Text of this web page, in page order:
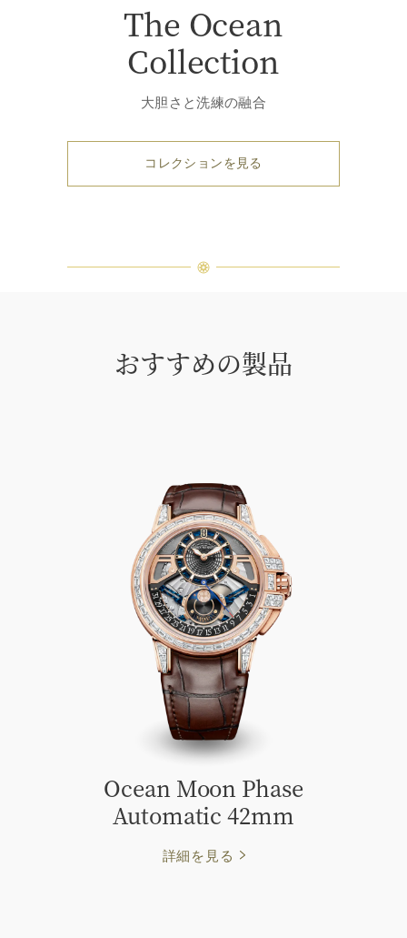
The Ocean
Collection
大胆さと洗練の融合
コレクションを見る
おすすめの製品
Ocean Moon Phase
Automatic 42mm
詳細を見る